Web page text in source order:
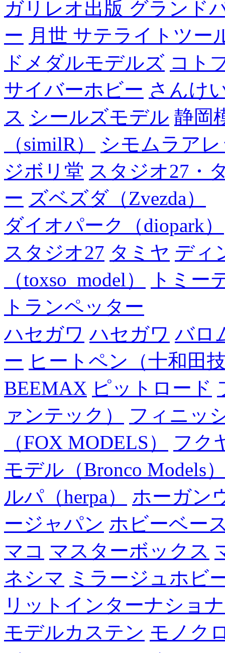
ガリレオ出版 グランド
ー 月世 サテライトツー
ドメダルモデルズ コト
サイバーホビー さんけ
ス シールズモデル 静岡
（similR）
シモムラア
ジボリ堂 スタジオ27・
ー ズベズダ（Zvezda）
ダイオパーク（diopark）
スタジオ27 タミヤ ディ
（toxso_model）
トミー
トランペッター
ハセガワ ハセガワ バロ
ー ヒートペン（十和田
BEEMAX ピットロード
ァンテック）
フィニッ
（FOX MODELS）
フク
モデル（Bronco Models
ルパ（herpa）
ホーガン
ージャパン ホビーベー
マコ マスターボックス
ネシマ ミラージュホビ
リットインターナショ
モデルカステン モノク